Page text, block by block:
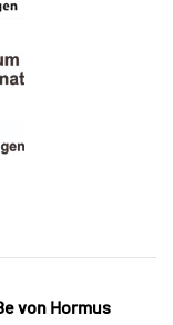
von Hormus